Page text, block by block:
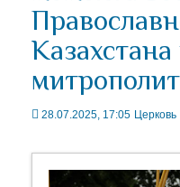
Казахстана
28.07.2025, 17:05 Церковь